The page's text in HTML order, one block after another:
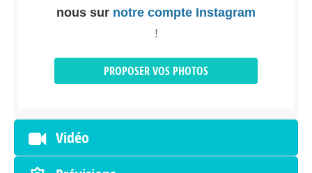
nous sur notre compte Instagram
!
PROPOSER VOS PHOTOS
Vidéo